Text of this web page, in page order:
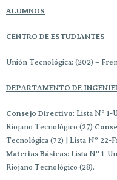
ALUMNOS
CENTRO DE ESTUDIANTES
Unión Tecnológica: (202) –
DEPARTAMENTO DE
Consejo Directivo: Lista Nº 1-
Riojano Tecnológico (27)
Tecnológica (72) | Lista Nº 22-
Materias Básicas: Lista Nº 1-
Riojano Tecnológico (28).